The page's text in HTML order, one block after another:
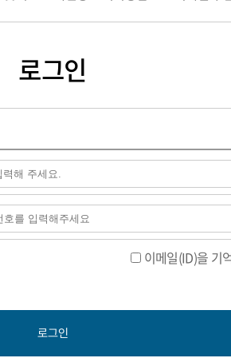
로그인
이메일(ID)을 기
로그인